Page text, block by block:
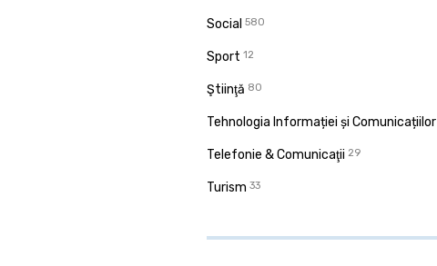
Social 580
Sport 12
Ştiinţă 80
Tehnologia Informației și Comunicațiilor
Telefonie & Comunicaţii 29
Turism 33